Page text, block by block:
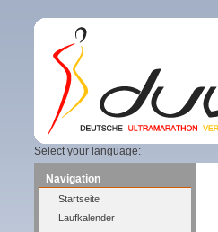
Select your language:
Navigation
Startseite
Laufkalender